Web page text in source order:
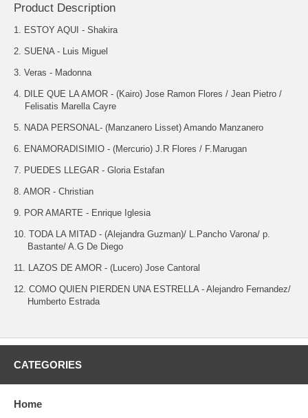
Product Description
1. ESTOY AQUI - Shakira
2. SUENA - Luis Miguel
3. Veras - Madonna
4. DILE QUE LA AMOR - (Kairo) Jose Ramon Flores / Jean Pietro /
Felisatis Marella Cayre
5. NADA PERSONAL- (Manzanero Lisset) Amando Manzanero
6. ENAMORADISIMIO - (Mercurio) J.R Flores / F.Marugan
7. PUEDES LLEGAR - Gloria Estafan
8. AMOR - Christian
9. POR AMARTE - Enrique Iglesia
10. TODA LA MITAD - (Alejandra Guzman)/ L.Pancho Varona/ p.
Bastante/ A.G De Diego
11. LAZOS DE AMOR - (Lucero) Jose Cantoral
12. COMO QUIEN PIERDEN UNA ESTRELLA - Alejandro Fernandez/
Humberto Estrada
CATEGORIES
Home